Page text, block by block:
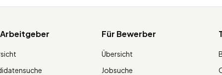
Für Bewerber
Übersicht
Jobsuche